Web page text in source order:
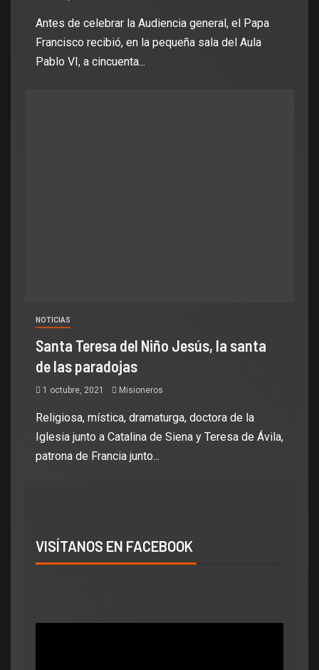
Antes de celebrar la Audiencia general, el Papa
Francisco recibió, en la pequeña sala del Aula
Pablo VI, a cincuenta...
NOTICIAS
Santa Teresa del Niño Jesús, la santa
de las paradojas
1 octubre, 2021 Misioneros
Religiosa, mística, dramaturga, doctora de la
Iglesia junto a Catalina de Siena y Teresa de Ávila,
patrona de Francia junto...
VISÍTANOS EN FACEBOOK